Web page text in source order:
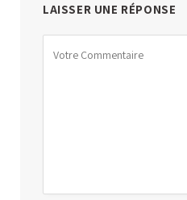
LAISSER UNE RÉPONSE